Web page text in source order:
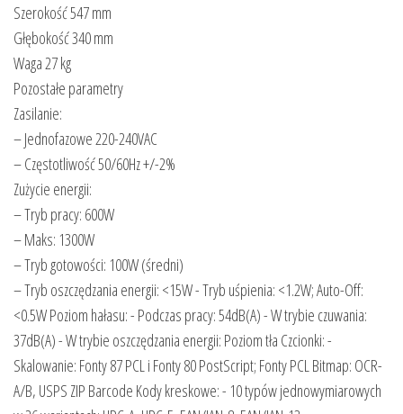
Szerokość 547 mm
Głębokość 340 mm
Waga 27 kg
Pozostałe parametry
Zasilanie:
– Jednofazowe 220-240VAC
– Częstotliwość 50/60Hz +/-2%
Zużycie energii:
– Tryb pracy: 600W
– Maks: 1300W
– Tryb gotowości: 100W (średni)
– Tryb oszczędzania energii: <15W - Tryb uśpienia: <1.2W; Auto-Off:
<0.5W Poziom hałasu: - Podczas pracy: 54dB(A) - W trybie czuwania:
37dB(A) - W trybie oszczędzania energii: Poziom tła Czcionki: -
Skalowanie: Fonty 87 PCL i Fonty 80 PostScript; Fonty PCL Bitmap: OCR-
A/B, USPS ZIP Barcode Kody kreskowe: - 10 typów jednowymiarowych